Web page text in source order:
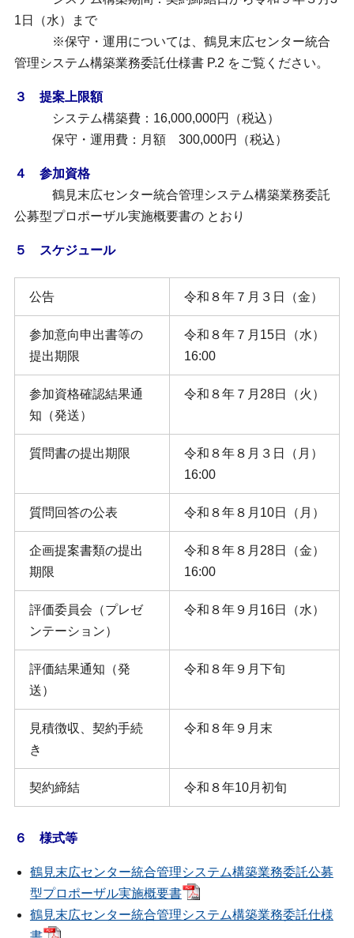
1日（水）まで
※保守・運用については、鶴見末広センター統合
管理システム構築業務委託仕様書 P.2 をご覧ください。
３ 提案上限額
システム構築費：16,000,000円（税込）
保守・運用費：月額 300,000円（税込）
４ 参加資格
鶴見末広センター統合管理システム構築業務委託
公募型プロポーザル実施概要書の とおり
５ スケジュール
公告 令和８年７月３日（金）
参加意向申出書等の
提出期限
令和８年７月15日（水）
16:00
参加資格確認結果通
知（発送）
令和８年７月28日（火）
質問書の提出期限
令和８年８月３日（月）
16:00
質問回答の公表 令和８年８月10日（月）
企画提案書類の提出
期限
令和８年８月28日（金）
16:00
評価委員会（プレゼ
ンテーション）
令和８年９月16日（水）
評価結果通知（発
送）
令和８年９月下旬
見積徴収、契約手続
き
令和８年９月末
契約締結 令和８年10月初旬
６ 様式等
鶴見末広センター統合管理システム構築業務委託公募
型プロポーザル実施概要書
鶴見末広センター統合管理システム構築業務委託仕様